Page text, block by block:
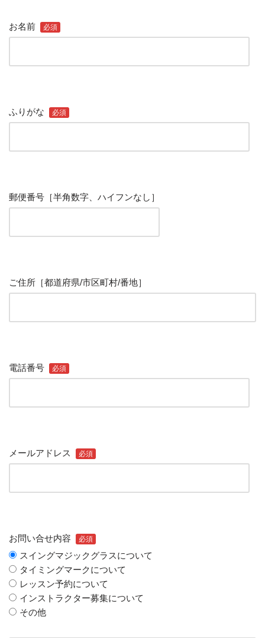
お名前 必須
ふりがな 必須
郵便番号 ［半角数字、ハイフンなし］
ご住所 ［都道府県/市区町村/番地］
電話番号 必須
メールアドレス 必須
お問い合せ内容 必須
スイングマジックグラスについて
タイミングマークについて
レッスン予約について
インストラクター募集について
その他